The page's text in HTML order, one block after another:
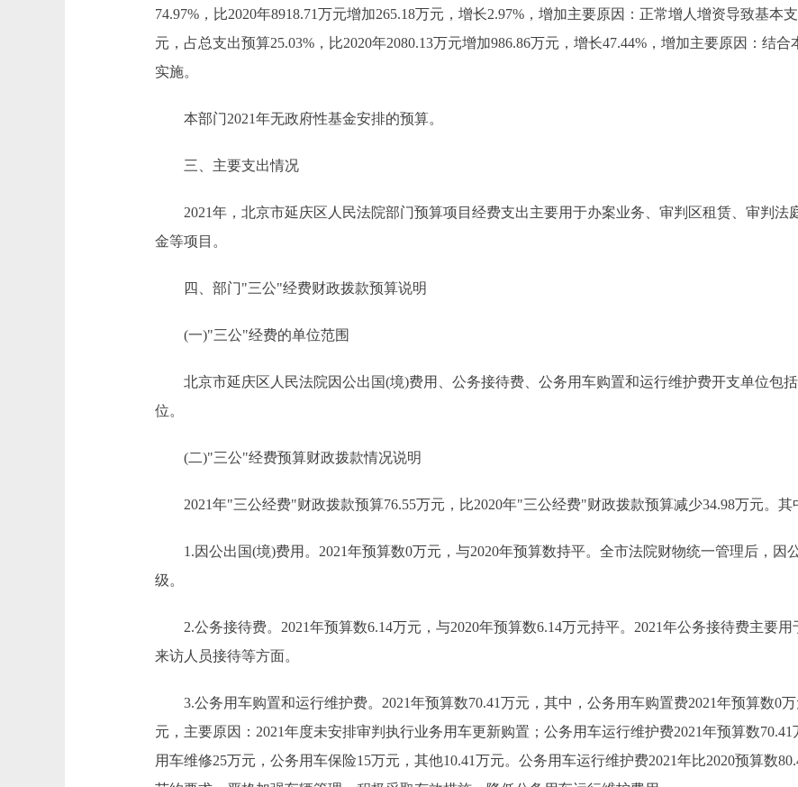
74.97%，比2020年8918.71万元增加265.18万元，增长2.97%，增加主要原因：正常增人增资导致基本
元，占总支出预算25.03%，比2020年2080.13万元增加986.86万元，增长47.44%，增加主要原因：结
实施。
本部门2021年无政府性基金安排的预算。
三、主要支出情况
2021年，北京市延庆区人民法院部门预算项目经费支出主要用于办案业务、审判区租赁、审判法
金等项目。
四、部门"三公"经费财政拨款预算说明
(一)"三公"经费的单位范围
北京市延庆区人民法院因公出国(境)费用、公务接待费、公务用车购置和运行维护费开支单位包
位。
(二)"三公"经费预算财政拨款情况说明
2021年"三公经费"财政拨款预算76.55万元，比2020年"三公经费"财政拨款预算减少34.98万元。其
1.因公出国(境)费用。2021年预算数0万元，与2020年预算数持平。全市法院财物统一管理后，因
级。
2.公务接待费。2021年预算数6.14万元，与2020年预算数6.14万元持平。2021年公务接待费主要
来访人员接待等方面。
3.公务用车购置和运行维护费。2021年预算数70.41万元，其中，公务用车购置费2021年预算数0万
元，主要原因：2021年度未安排审判执行业务用车更新购置；公务用车运行维护费2021年预算数
用车维修25万元，公务用车保险15万元，其他10.41万元。公务用车运行维护费2021年比2020预算数